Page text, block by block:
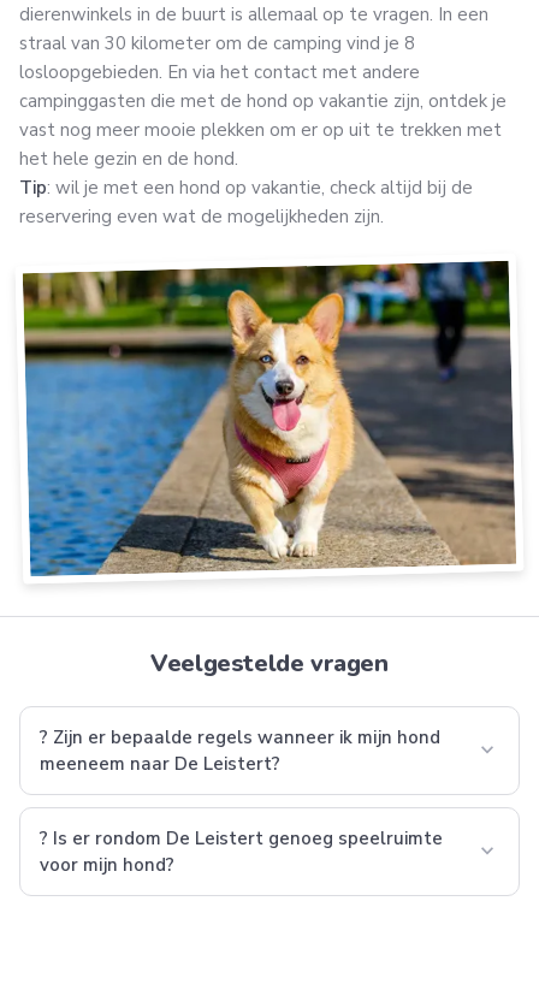
dierenwinkels in de buurt is allemaal op te vragen. In een
straal van 30 kilometer om de camping vind je 8
losloopgebieden. En via het contact met andere
campinggasten die met de hond op vakantie zijn, ontdek je
vast nog meer mooie plekken om er op uit te trekken met
het hele gezin en de hond.
Tip: wil je met een hond op vakantie, check altijd bij de
reservering even wat de mogelijkheden zijn.
Veelgestelde vragen
? Zijn er bepaalde regels wanneer ik mijn hond
meeneem naar De Leistert?
expand_more
? Is er rondom De Leistert genoeg speelruimte
voor mijn hond?
expand_more